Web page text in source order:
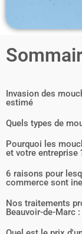
Invasion des
estimé
Quels types de
Pourquoi les
et votre entreprise
6 raisons pour
commerce sont
Nos traitements
Beauvoir-de-Marc